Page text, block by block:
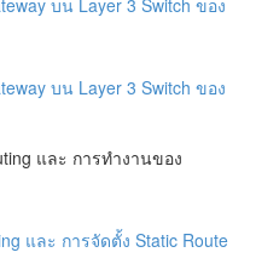
บน Layer 3 Switch ของ
และ การทำงานของ
และ การจัดตั้ง Static Route